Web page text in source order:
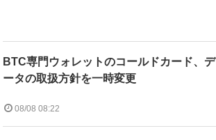
BTC専門ウォレットのコールドカード、デ
ータの取扱方針を一時変更
08/08 08:22